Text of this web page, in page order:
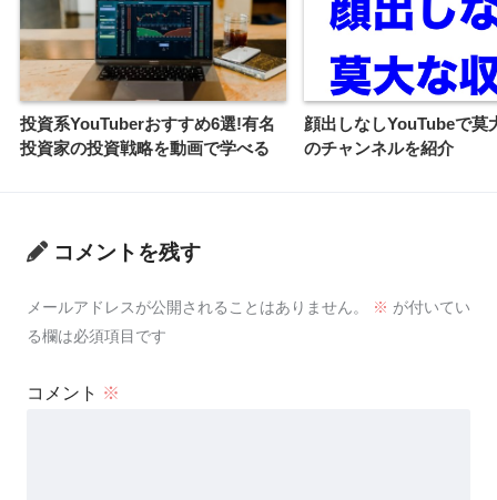
投資系YouTuberおすすめ6選!有名
投資家の投資戦略を動画で学べる
顔出しなしYouTubeで莫
のチャンネルを紹介
コメントを残す
メールアドレスが公開されることはありません。 ※ が付いてい
る欄は必須項目です
コメント ※